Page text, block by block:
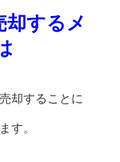
却するメ
却することに
す。